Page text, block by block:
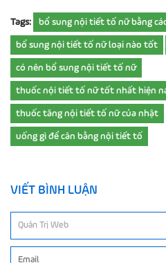
Tags: bổ sung nội tiết tố nữ bằng
bổ sung nội tiết tố nữ loại nào tốt
có nên bổ sung nội tiết tố nữ
thuốc nội tiết tố nữ tốt nhất hiện
thuốc tăng nội tiết tố nữ của nhật
uống gì để cân bằng nội tiết tố
VIẾT BÌNH LUẬN